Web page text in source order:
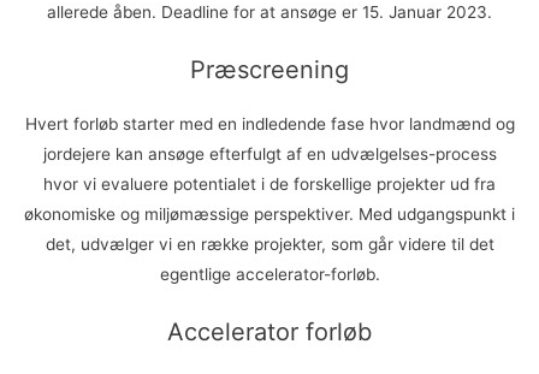
allerede åben. Deadline for at ansøge er 15. Januar 2023.
Præscreening
Hvert forløb starter med en indledende fase hvor landmænd og
jordejere kan ansøge efterfulgt af en udvælgelses-process
hvor vi evaluere potentialet i de forskellige projekter ud fra
økonomiske og miljømæssige perspektiver. Med udgangspunkt i
det, udvælger vi en række projekter, som går videre til det
egentlige accelerator-forløb.
Accelerator forløb